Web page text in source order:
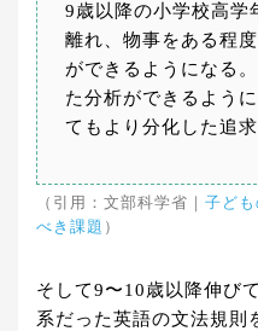
9歳以降の小学校高学
離れ、物事をある程
ができるようになる
た分析ができるよう
てもより分化した追求
（引用：文部科学省｜ 子ど
べき課題 ）
そして9〜10歳以降伸び
系だった英語の文法規則